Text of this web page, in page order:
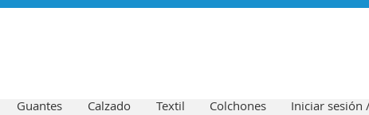
Guantes Calzado Textil Colchones Iniciar sesión